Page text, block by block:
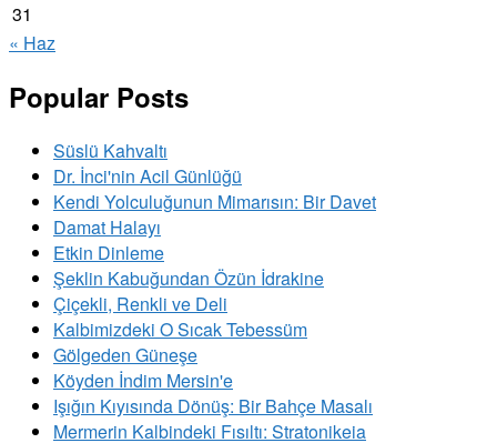
31
« Haz
Popular Posts
Süslü Kahvaltı
Dr. İnci'nin Acil Günlüğü
Kendi Yolculuğunun Mimarısın: Bir Davet
Damat Halayı
Etkin Dinleme
Şeklin Kabuğundan Özün İdrakine
Çiçekli, Renkli ve Deli
Kalbimizdeki O Sıcak Tebessüm
Gölgeden Güneşe
Köyden İndim Mersin'e
Işığın Kıyısında Dönüş: Bir Bahçe Masalı
Mermerin Kalbindeki Fısıltı: Stratonikeia